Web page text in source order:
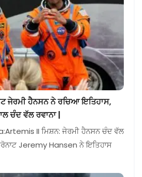
ਜੇਰਮੀ ਹੈਨਸਨ ਨੇ ਰਚਿਆ ਇਤਿਹਾਸ,
ਚੰਦ ਵੱਲ ਰਵਾਨਾ |
II ਮਿਸ਼ਨ: ਜੇਰਮੀ ਹੈਨਸਨ ਚੰਦ ਵੱਲ
Jeremy Hansen ਨੇ ਇਤਿਹਾਸ